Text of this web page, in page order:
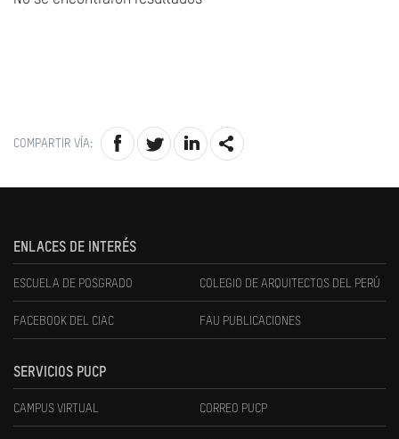
COMPARTIR VÍA:
ENLACES DE INTERÉS
ESCUELA DE POSGRADO COLEGIO DE ARQUITECTOS DEL PERÚ
FACEBOOK DEL CIAC FAU PUBLICACIONES
SERVICIOS PUCP
CAMPUS VIRTUAL CORREO PUCP